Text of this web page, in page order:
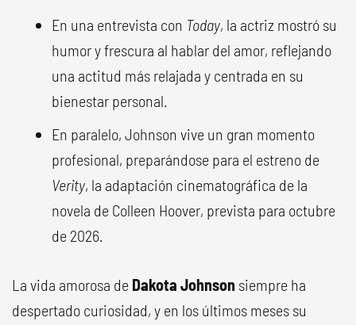
En una entrevista con Today, la actriz mostró su
humor y frescura al hablar del amor, reflejando
una actitud más relajada y centrada en su
bienestar personal.
En paralelo, Johnson vive un gran momento
profesional, preparándose para el estreno de
Verity, la adaptación cinematográfica de la
novela de Colleen Hoover, prevista para octubre
de 2026.
La vida amorosa de Dakota Johnson siempre ha
despertado curiosidad, y en los últimos meses su